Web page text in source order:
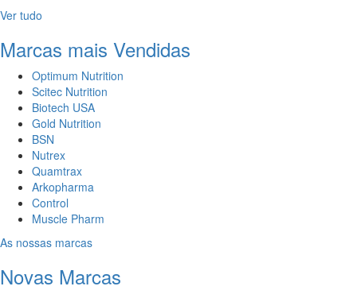
Ver tudo
Marcas mais Vendidas
Optimum Nutrition
Scitec Nutrition
Biotech USA
Gold Nutrition
BSN
Nutrex
Quamtrax
Arkopharma
Control
Muscle Pharm
As nossas marcas
Novas Marcas